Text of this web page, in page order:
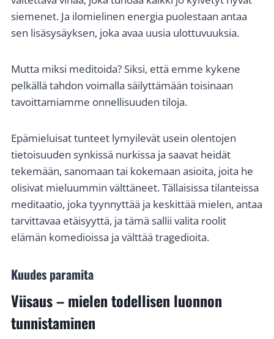
siemenet. Ja ilomielinen energia puolestaan antaa
sen lisäsysäyksen, joka avaa uusia ulottuvuuksia.
Mutta miksi meditoida? Siksi, että emme kykene
pelkällä tahdon voimalla säilyttämään toisinaan
tavoittamiamme onnellisuuden tiloja.
Epämieluisat tunteet lymyilevät usein olentojen
tietoisuuden synkissä nurkissa ja saavat heidät
tekemään, sanomaan tai kokemaan asioita, joita he
olisivat mieluummin välttäneet. Tällaisissa tilanteissa
meditaatio, joka tyynnyttää ja keskittää mielen, antaa
tarvittavaa etäisyyttä, ja tämä sallii valita roolit
elämän komedioissa ja välttää tragedioita.
Kuudes paramita
Viisaus – mielen todellisen luonnon
tunnistaminen